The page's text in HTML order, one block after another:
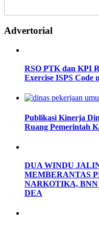
Advertorial
RSO PTK dan KPI
Exercise ISPS
Publikasi Kinerja
Ruang Pemerintah
DUA WINDU
MEMBERANTAS
NARKOTIKA,
DEA